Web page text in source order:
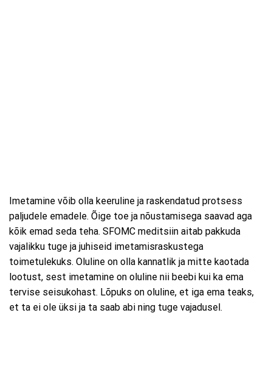
Imetamine võib olla keeruline ja raskendatud protsess
paljudele emadele. Õige toe ja nõustamisega saavad aga
kõik emad seda teha. SFOMC meditsiin aitab pakkuda
vajalikku tuge ja juhiseid imetamisraskustega
toimetulekuks. Oluline on olla kannatlik ja mitte kaotada
lootust, sest imetamine on oluline nii beebi kui ka ema
tervise seisukohast. Lõpuks on oluline, et iga ema teaks,
et ta ei ole üksi ja ta saab abi ning tuge vajadusel.